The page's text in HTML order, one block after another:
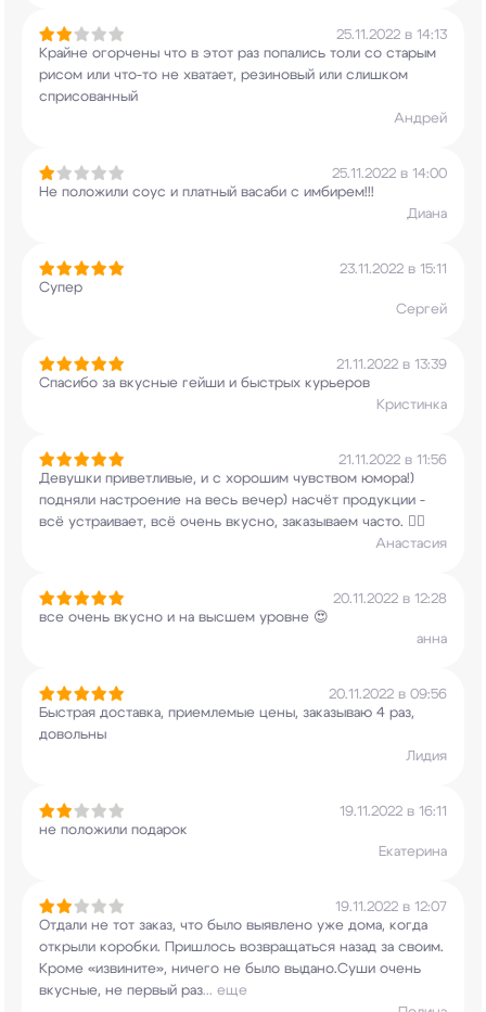
25.11.2022 в 14:13
Крайне огорчены что в этот раз попались толи со старым
рисом или что-то не хватает, резиновый или слишком
сприсованный
Андрей
25.11.2022 в 14:00
Не положили соус и платный васаби с имбирем!!!
Диана
23.11.2022 в 15:11
Супер
Сергей
21.11.2022 в 13:39
Спасибо за вкусные гейши и быстрых курьеров
Кристинка
21.11.2022 в 11:56
Девушки приветливые, и с хорошим чувством юмора!)
подняли настроение на весь вечер) насчёт продукции -
всё устраивает, всё очень вкусно, заказываем часто. 👍🏻
Анастасия
20.11.2022 в 12:28
все очень вкусно и на высшем уровне 😍
анна
20.11.2022 в 09:56
Быстрая доставка, приемлемые цены, заказываю 4 раз,
довольны
Лидия
19.11.2022 в 16:11
не положили подарок
Екатерина
19.11.2022 в 12:07
Отдали не тот заказ, что было выявлено уже дома, когда
открыли коробки. Пришлось возвращаться назад за своим.
Кроме «извините», ничего не было выдано.Суши очень
вкусные, не первый раз... еще